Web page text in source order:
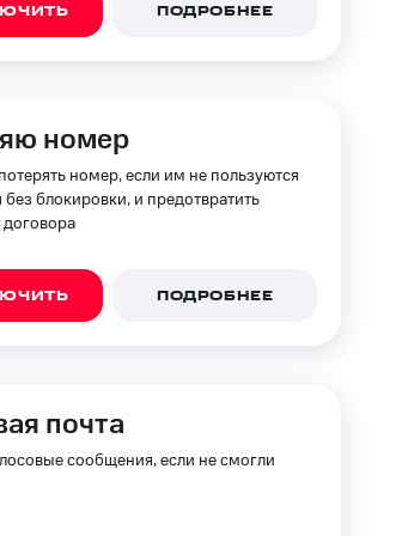
Финансы
Оплата
ПОДРОБНЕЕ
номер
номер, если им не пользуются
блокировки, и предотвратить
ПОДРОБНЕЕ
почта
сообщения, если не смогли